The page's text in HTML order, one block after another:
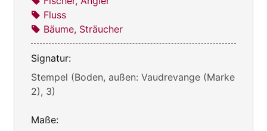
Fluss
Bäume, Sträucher
Signatur:
Stempel (Boden, außen: Vaudrevange (Marke
2), 3)
Maße: